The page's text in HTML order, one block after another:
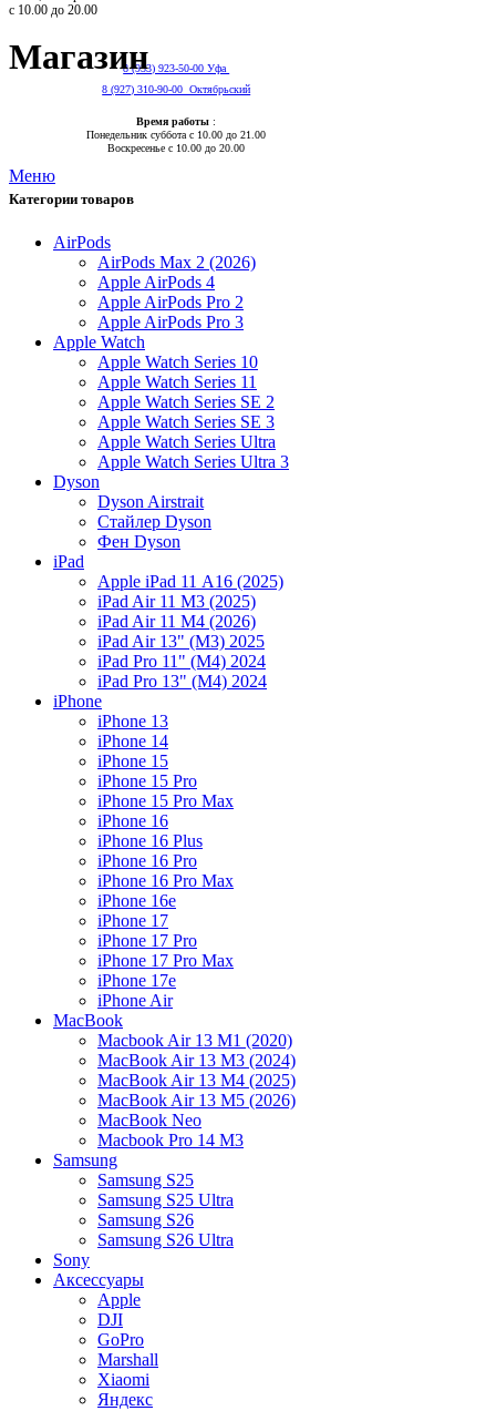
с 10.00 до 20.00
8 (933) 923-50-00 Уфа
8 (927) 310-90-00 Октябрьский
Время работы :
Понедельник суббота с 10.00 до 21.00
Воскресенье с 10.00 до 20.00
Меню
Магазин
Категории товаров
AirPods
AirPods Max 2 (2026)
Apple AirPods 4
Apple AirPods Pro 2
Apple AirPods Pro 3
Apple Watch
Apple Watch Series 10
Apple Watch Series 11
Apple Watch Series SE 2
Apple Watch Series SE 3
Apple Watch Series Ultra
Apple Watch Series Ultra 3
Dyson
Dyson Airstrait
Стайлер Dyson
Фен Dyson
iPad
Apple iPad 11 А16 (2025)
iPad Air 11 M3 (2025)
iPad Air 11 M4 (2026)
iPad Air 13" (M3) 2025
iPad Pro 11" (M4) 2024
iPad Pro 13" (M4) 2024
iPhone
iPhone 13
iPhone 14
iPhone 15
iPhone 15 Pro
iPhone 15 Pro Max
iPhone 16
iPhone 16 Plus
iPhone 16 Pro
iPhone 16 Pro Max
iPhone 16e
iPhone 17
iPhone 17 Pro
iPhone 17 Pro Max
iPhone 17e
iPhone Air
MacBook
Macbook Air 13 M1 (2020)
MacBook Air 13 М3 (2024)
MacBook Air 13 М4 (2025)
MacBook Air 13 М5 (2026)
MacBook Neo
Macbook Pro 14 M3
Samsung
Samsung S25
Samsung S25 Ultra
Samsung S26
Samsung S26 Ultra
Sony
Аксессуары
Apple
DJI
GoPro
Marshall
Xiaomi
Яндекс